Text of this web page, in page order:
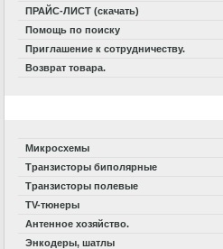
ПРАЙС-ЛИСТ (скачать)
Помощь по поиску
Приглашение к сотрудничеству.
Возврат товара.
Микросхемы
Транзисторы биполярные
Транзисторы полевые
TV-тюнеры
Антенное хозяйство.
Энкодеры, шатлы